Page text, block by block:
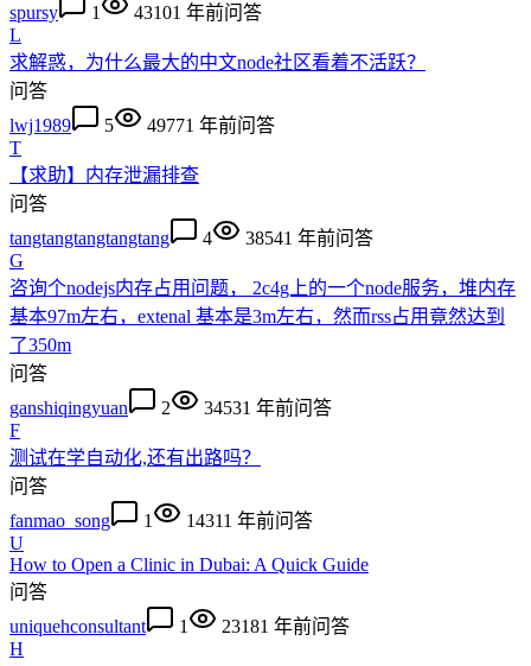
spursy
1 43101 年前问答
L
求解惑，为什么最大的中文node社区看着不活跃？
问答
lwj1989
5 49771 年前问答
T
【求助】内存泄漏排查
问答
tangtangtangtangtang
4 38541 年前问答
G
咨询个nodejs内存占用问题， 2c4g上的一个node服务，堆内存
基本97m左右，extenal 基本是3m左右，然而rss占用竟然达到
了350m
问答
ganshiqingyuan
2 34531 年前问答
F
测试在学自动化,还有出路吗？
问答
fanmao_song
1 14311 年前问答
U
How to Open a Clinic in Dubai: A Quick Guide
问答
uniquehconsultant
1 23181 年前问答
H